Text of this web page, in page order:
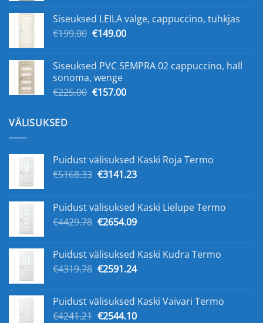
€199.00.€139.00.
Siseuksed LEILA valge, cappuccino, tuhkjas
€199.00 Original
€199.00.
€149.00Current
€149.00.
Siseuksed PVC SEMPRA 02 cappuccino, hall
sonoma, wenge
€225.00 Original
€157.00Current
VÄLISUKSED
Puidust välisuksed Kaski Roja Termo
€5168.33 Original
€5168.33.
€3141.23Current
€3141.23.
Puidust välisuksed Kaski Lielupe Termo
€4429.78 Original
€4429.78.
€2654.09Current
€2654.09.
Puidust välisuksed Kaski Kudra Termo
€4319.78 Original
€4319.78.
€2591.24Current
€2591.24.
Puidust välisuksed Kaski Vaivari Termo
€4241.21 Original
€2544.10Current